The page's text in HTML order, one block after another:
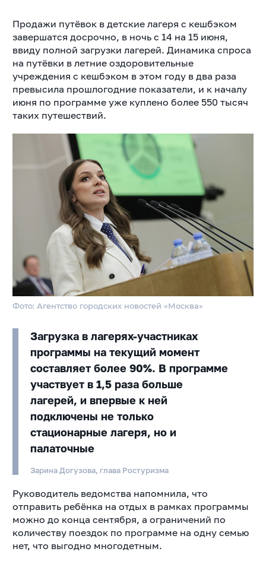
Продажи путёвок в детские лагеря с кешбэком
завершатся досрочно, в ночь с 14 на 15 июня,
ввиду полной загрузки лагерей. Динамика спроса
на путёвки в летние оздоровительные
учреждения с кешбэком в этом году в два раза
превысила прошлогодние показатели, и к началу
июня по программе уже куплено более 550 тысяч
таких путешествий.
Фото: Агентство городских новостей «Москва»
Загрузка в лагерях-участниках
программы на текущий момент
составляет более 90%. В программе
участвует в 1,5 раза больше
лагерей, и впервые к ней
подключены не только
стационарные лагеря, но и
палаточные
Зарина Догузова, глава Ростуризма
Руководитель ведомства напомнила, что
отправить ребёнка на отдых в рамках программы
можно до конца сентября, а ограничений по
количеству поездок по программе на одну семью
нет, что выгодно многодетным.